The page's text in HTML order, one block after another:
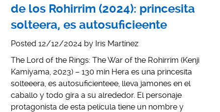
de los Rohirrim (2024): princesita
solteera, es autosuficieente
Posted12/12/2024 by Iris Martínez
The Lord of the Rings: The War of the Rohirrim (Kenji
Kamiyama, 2023) – 130 min Hera es una princesita
solteeera, es autosuficienteee, lleva jamones en el
caballo y todo gira a su alrededor. El personaje
protagonista de esta película tiene un nombre y